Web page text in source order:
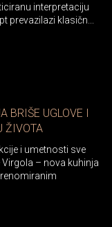
interpretaciju
klasičn...
BRIŠE UGLOVE I
ŽIVOTA
i umetnosti sve
– nova kuhinja